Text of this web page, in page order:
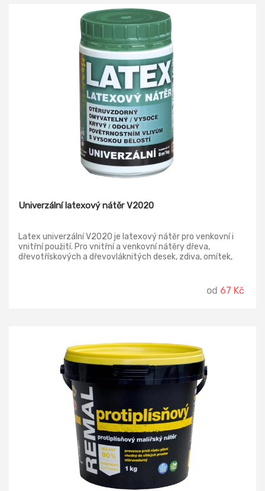
Univerzální latexový nátěr V2020
Latex univerzální V2020 je latexový nátěr pro venkovní i
vnitřní použití. Pro vnitřní a venkovní nátěry dřeva,
dřevotřískových a dřevovláknitých desek, zdiva, omítek,
od 67 Kč